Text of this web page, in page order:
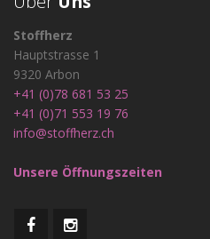
Stoffherz
Hauptstrasse 1
9320 Arbon
+41 (0)78 681 53 25
+41 (0)71 553 19 76
info@stoffherz.ch
Unsere Öffnungszeiten